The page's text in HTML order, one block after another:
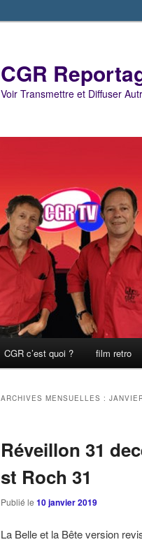
CGR
Voir Transmettre et Diffuser
CGR c’est quoi ? film retro
ARCHIVES MENSUELLES :
Réveillon 31
st Roch 31
Publié le 10 janvier 2019
La Belle et la Bête version